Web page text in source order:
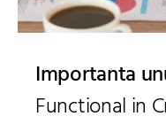
Importanta
Functional in